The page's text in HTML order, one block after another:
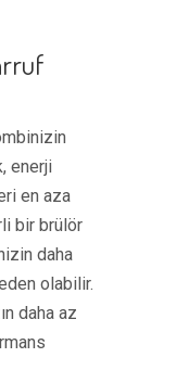
enerji
en aza
bir brülör
daha
olabilir.
daha az